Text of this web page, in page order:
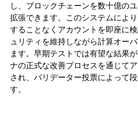
し、ブロックチェーンを数十億の
拡張できます。このシステムによ
することなくアカウントを即座に
ュリティを維持しながら計算オー
ます。早期テストでは有望な結果
ナの正式な改善プロセスを通じて
され、バリデーター投票によって
す。